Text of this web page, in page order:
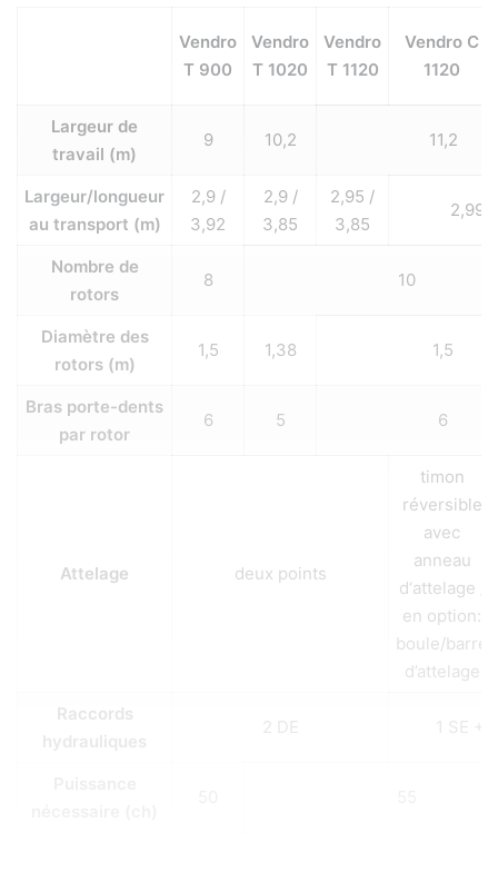
Vendro
T 900
Vendro
T 1020
Vendro
T 1120
Vendro C
1120
Largeur de
travail (m)
9 10,2 11,2
Largeur/longueur
au transport (m)
2,9 /
3,92
2,9 /
3,85
2,95 /
3,85
2,99 /
Nombre de
rotors
8 10
Diamètre des
rotors (m)
1,5 1,38 1,5
Bras porte-dents
par rotor
6 5 6
Attelage deux points
timon
réversible
avec
anneau
d‘attelage /
en option:
boule/barre
d’attelage
Raccords
2 DE 1 SE +